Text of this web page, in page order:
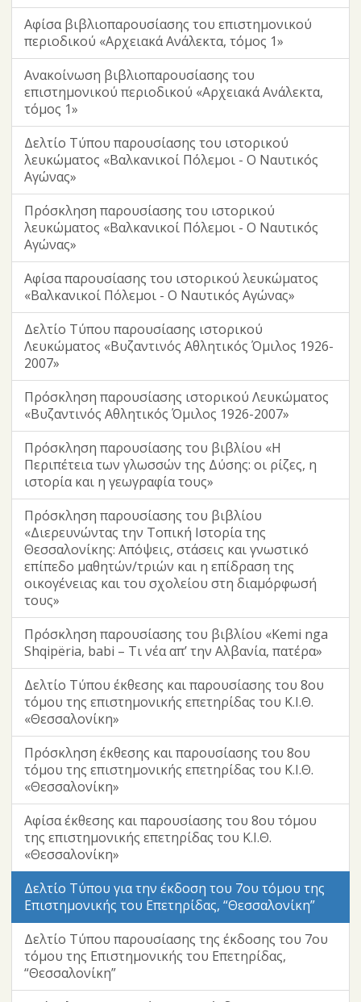
Αφίσα βιβλιοπαρουσίασης του επιστημονικού
περιοδικού «Αρχειακά Ανάλεκτα, τόμος 1»
Ανακοίνωση βιβλιοπαρουσίασης του
επιστημονικού περιοδικού «Αρχειακά Ανάλεκτα,
τόμος 1»
Δελτίο Τύπου παρουσίασης του ιστορικού
λευκώματος «Βαλκανικοί Πόλεμοι - Ο Ναυτικός
Αγώνας»
Πρόσκληση παρουσίασης του ιστορικού
λευκώματος «Βαλκανικοί Πόλεμοι - Ο Ναυτικός
Αγώνας»
Αφίσα παρουσίασης του ιστορικού λευκώματος
«Βαλκανικοί Πόλεμοι - Ο Ναυτικός Αγώνας»
Δελτίο Τύπου παρουσίασης ιστορικού
Λευκώματος «Βυζαντινός Αθλητικός Όμιλος 1926-
2007»
Πρόσκληση παρουσίασης ιστορικού Λευκώματος
«Βυζαντινός Αθλητικός Όμιλος 1926-2007»
Πρόσκληση παρουσίασης του βιβλίου «Η
Περιπέτεια των γλωσσών της Δύσης: οι ρίζες, η
ιστορία και η γεωγραφία τους»
Πρόσκληση παρουσίασης του βιβλίου
«Διερευνώντας την Τοπική Ιστορία της
Θεσσαλονίκης: Απόψεις, στάσεις και γνωστικό
επίπεδο μαθητών/τριών και η επίδραση της
οικογένειας και του σχολείου στη διαμόρφωσή
τους»
Πρόσκληση παρουσίασης του βιβλίου «Kemi nga
Shqipëria, babi – Τι νέα απ’ την Αλβανία, πατέρα»
Δελτίο Τύπου έκθεσης και παρουσίασης του 8ου
τόμου της επιστημονικής επετηρίδας του Κ.Ι.Θ.
«Θεσσαλονίκη»
Πρόσκληση έκθεσης και παρουσίασης του 8ου
τόμου της επιστημονικής επετηρίδας του Κ.Ι.Θ.
«Θεσσαλονίκη»
Αφίσα έκθεσης και παρουσίασης του 8ου τόμου
της επιστημονικής επετηρίδας του Κ.Ι.Θ.
«Θεσσαλονίκη»
Δελτίο Τύπου για την έκδοση του 7ου τόμου της
Επιστημονικής του Επετηρίδας, “Θεσσαλονίκη”
Δελτίο Τύπου παρουσίασης της έκδοσης του 7ου
τόμου της Επιστημονικής του Επετηρίδας,
“Θεσσαλονίκη”